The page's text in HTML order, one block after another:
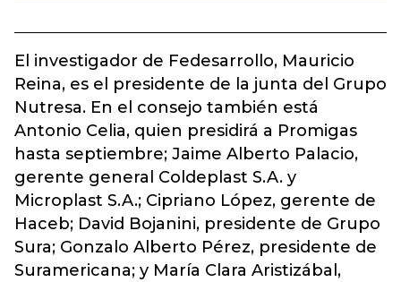
El investigador de Fedesarrollo, Mauricio
Reina, es el presidente de la junta del Grupo
Nutresa. En el consejo también está
Antonio Celia, quien presidirá a Promigas
hasta septiembre; Jaime Alberto Palacio,
gerente general Coldeplast S.A. y
Microplast S.A.; Cipriano López, gerente de
Haceb; David Bojanini, presidente de Grupo
Sura; Gonzalo Alberto Pérez, presidente de
Suramericana; y María Clara Aristizábal,